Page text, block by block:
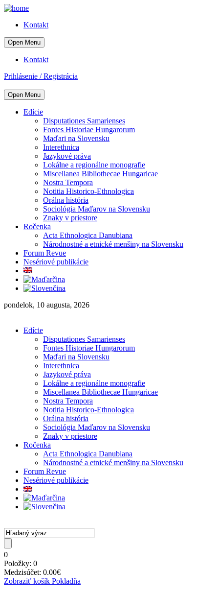
Kontakt
Open Menu
Kontakt
Prihlásenie / Registrácia
Open Menu
Edície
Disputationes Samarienses
Fontes Historiae Hungarorum
Maďari na Slovensku
Interethnica
Jazykové práva
Lokálne a regionálne monografie
Miscellanea Bibliothecae Hungaricae
Nostra Tempora
Notitia Historico-Ethnologica
Orálna história
Sociológia Maďarov na Slovensku
Znaky v priestore
Ročenka
Acta Ethnologica Danubiana
Národnostné a etnické menšiny na Slovensku
Forum Revue
Nesériové publikácie
pondelok, 10 augusta, 2026
Edície
Disputationes Samarienses
Fontes Historiae Hungarorum
Maďari na Slovensku
Interethnica
Jazykové práva
Lokálne a regionálne monografie
Miscellanea Bibliothecae Hungaricae
Nostra Tempora
Notitia Historico-Ethnologica
Orálna história
Sociológia Maďarov na Slovensku
Znaky v priestore
Ročenka
Acta Ethnologica Danubiana
Národnostné a etnické menšiny na Slovensku
Forum Revue
Nesériové publikácie
0
Položky: 0
Medzisúčet: 0.00€
Zobraziť košík Pokladňa